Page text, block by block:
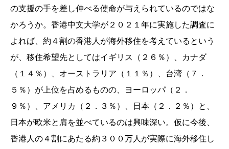
の支援の手を差し伸べる使命が与えられているのではな
かろうか。香港中文大学が２０２１年に実施した調査に
よれば、約４割の香港人が海外移住を考えているという
が、移住希望先としてはイギリス（２６％）、カナダ
（１４％）、オーストラリア（１１％）、台湾（７．
５％）が上位を占めるものの、ヨーロッパ（２．
９％）、アメリカ（２．３％）、日本（２．２％）と、
日本が欧米と肩を並べているのは興味深い。仮に今後、
香港人の４割にあたる約３００万人が実際に海外移住し